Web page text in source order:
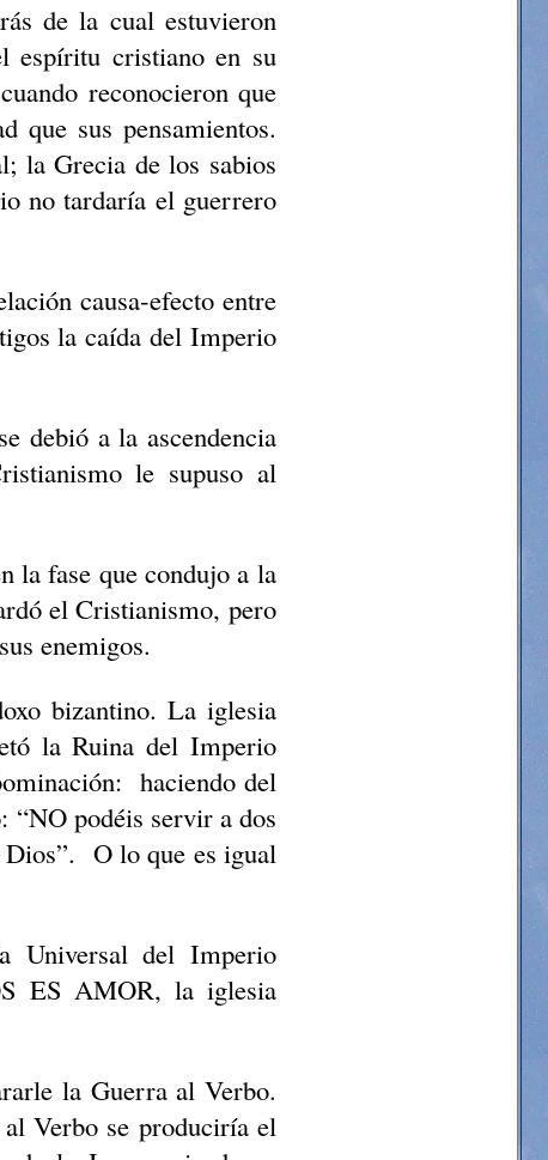
de la cual estuvieron
espíritu cristiano en su
reconocieron que
que sus pensamientos.
la Grecia de los sabios
no tardaría el guerrero
causa-efecto entre
la caída del Imperio
debió a la ascendencia
le supuso al
la fase que condujo a la
el Cristianismo, pero
enemigos.
bizantino. La iglesia
la Ruina del Imperio
haciendo del
“NO podéis servir a dos
O lo que es igual
Universal del Imperio
ES AMOR, la iglesia
la Guerra al Verbo.
Verbo se produciría el